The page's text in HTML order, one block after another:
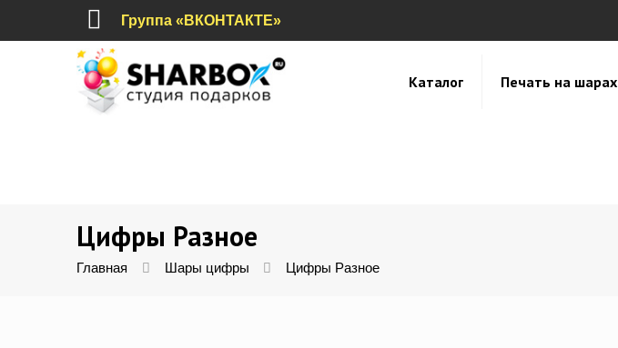
Группа «ВКОНТАКТЕ»
Каталог Печать на шарах
Цифры Разное
Главная Шары цифры Цифры Разное